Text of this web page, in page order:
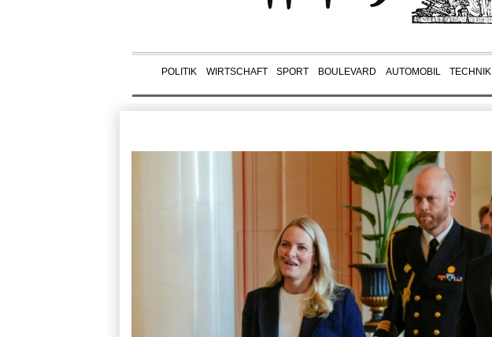
POLITIK WIRTSCHAFT SPORT BOULEVARD AUTOMOBIL TECHNIK